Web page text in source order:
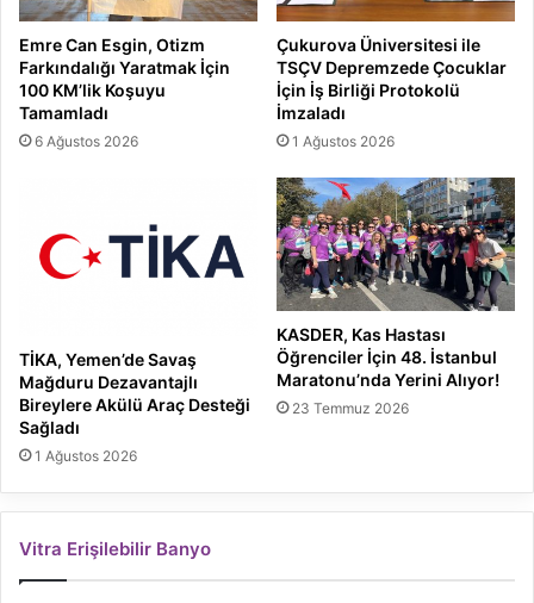
Emre Can Esgin, Otizm
Farkındalığı Yaratmak İçin
100 KM’lik Koşuyu
Tamamladı
6 Ağustos 2026
Çukurova Üniversitesi ile
TSÇV Depremzede Çocuklar
İçin İş Birliği Protokolü
İmzaladı
1 Ağustos 2026
TİKA, Yemen’de Savaş
Mağduru Dezavantajlı
Bireylere Akülü Araç Desteği
Sağladı
1 Ağustos 2026
KASDER, Kas Hastası
Öğrenciler İçin 48. İstanbul
Maratonu’nda Yerini Alıyor!
23 Temmuz 2026
Vitra Erişilebilir Banyo